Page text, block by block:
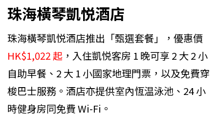
珠海橫琴凱悦酒店
珠海橫琴凱悦酒店推出「甄選套餐」，優惠價
HK$1,022 起 ，入住凱悦客房 1 晚可享 2 大 2 小
自助早餐、2 大 1 小國家地理門票，以及免費穿
梭巴士服務。酒店亦提供室內恆温泳池、24 小
時健身房同免費 Wi-Fi。